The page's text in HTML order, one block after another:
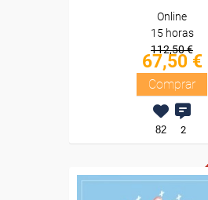
Online
15 horas
112,50 €
67,50 €
Comprar
82 2